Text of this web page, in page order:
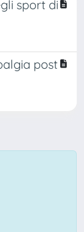
sport di
post